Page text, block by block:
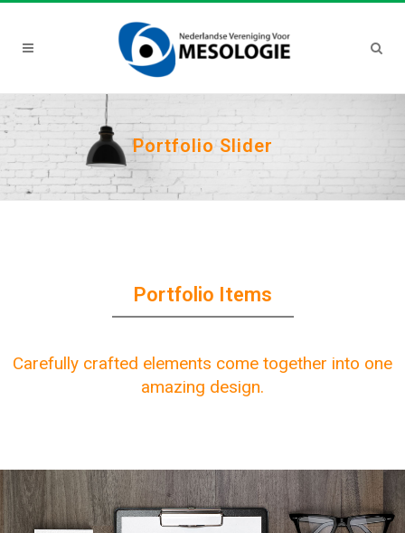
Portfolio Slider
Portfolio Items
Carefully crafted elements come together into one
amazing design.